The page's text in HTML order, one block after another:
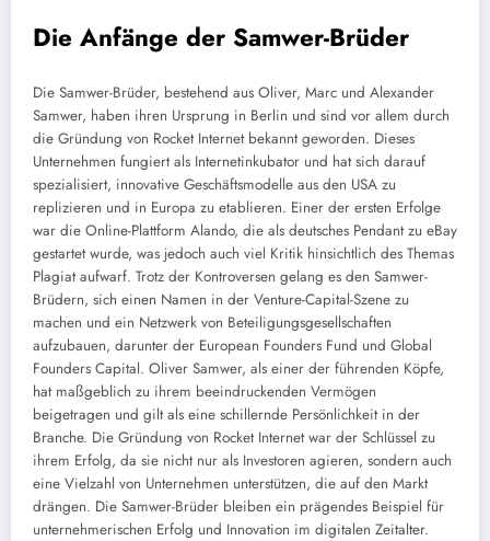
Die Anfänge der Samwer-Brüder
Die Samwer-Brüder, bestehend aus Oliver, Marc und Alexander
Samwer, haben ihren Ursprung in Berlin und sind vor allem durch
die Gründung von Rocket Internet bekannt geworden. Dieses
Unternehmen fungiert als Internetinkubator und hat sich darauf
spezialisiert, innovative Geschäftsmodelle aus den USA zu
replizieren und in Europa zu etablieren. Einer der ersten Erfolge
war die Online-Plattform Alando, die als deutsches Pendant zu eBay
gestartet wurde, was jedoch auch viel Kritik hinsichtlich des Themas
Plagiat aufwarf. Trotz der Kontroversen gelang es den Samwer-
Brüdern, sich einen Namen in der Venture-Capital-Szene zu
machen und ein Netzwerk von Beteiligungsgesellschaften
aufzubauen, darunter der European Founders Fund und Global
Founders Capital. Oliver Samwer, als einer der führenden Köpfe,
hat maßgeblich zu ihrem beeindruckenden Vermögen
beigetragen und gilt als eine schillernde Persönlichkeit in der
Branche. Die Gründung von Rocket Internet war der Schlüssel zu
ihrem Erfolg, da sie nicht nur als Investoren agieren, sondern auch
eine Vielzahl von Unternehmen unterstützen, die auf den Markt
drängen. Die Samwer-Brüder bleiben ein prägendes Beispiel für
unternehmerischen Erfolg und Innovation im digitalen Zeitalter.